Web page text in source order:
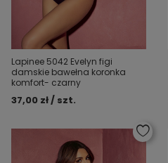
Lapinee 5042 Evelyn figi
damskie bawełna koronka
komfort- czarny
37,00 zł / szt.